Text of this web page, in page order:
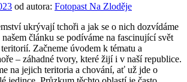
od autora: Fotopast Na Zloděje
ukrývají tchoři a jak se o nich dozvídáme
článku se podíváme na fascinující svět
Začneme úvodem k tématu a
– záhadné tvory, které žijí i v naší republice.
na jejich teritoria a chování, ať už jde o